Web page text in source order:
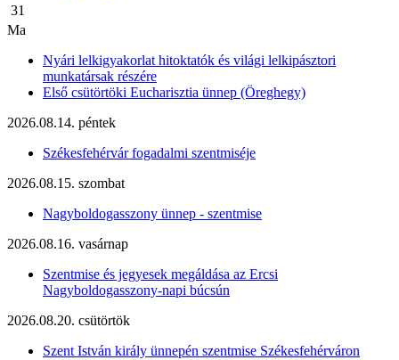
31
Ma
Nyári lelkigyakorlat hitoktatók és világi lelkipásztori
munkatársak részére
Első csütörtöki Eucharisztia ünnep (Öreghegy)
2026.08.14. péntek
Székesfehérvár fogadalmi szentmiséje
2026.08.15. szombat
Nagyboldogasszony ünnep - szentmise
2026.08.16. vasárnap
Szentmise és jegyesek megáldása az Ercsi
Nagyboldogasszony-napi búcsún
2026.08.20. csütörtök
Szent István király ünnepén szentmise Székesfehérváron